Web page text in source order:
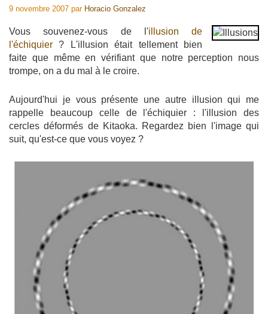
9 novembre 2007 par Horacio Gonzalez
Vous souvenez-vous de l'illusion de
l'échiquier ? L'illusion était tellement bien
faite que même en vérifiant que notre perception nous
trompe, on a du mal à le croire.
Aujourd'hui je vous présente une autre illusion qui me
rappelle beaucoup celle de l'échiquier : l'illusion des
cercles déformés de Kitaoka. Regardez bien l'image qui
suit, qu'est-ce que vous voyez ?